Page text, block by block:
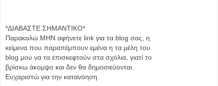
*ΔΙΑΒΑΣΤΕ ΣΗΜΑΝΤΙΚΟ*
Παρακαλώ MHN αφήνετε link για τα blog σας, η
κείμενα που παραπέμπουν εμένα η τα μέλη του
blog μου να τα επισκεφτούν στα σχόλια, γιατί το
βρίσκω άκομψο και δεν θα δημοσιεύονται.
Ευχαριστώ για την κατανόηση.